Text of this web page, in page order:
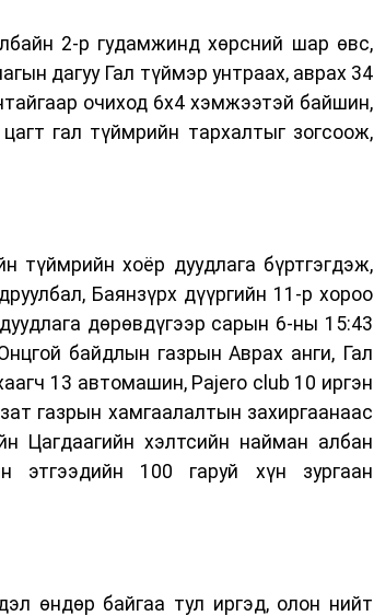
2-р гудамжинд хөрсний шар өвс,
дагуу Гал түймэр унтраах, аврах 34
очиход 6х4 хэмжээтэй байшин,
гал түймрийн тархалтыг зогсоож,
түймрийн хоёр дуудлага бүртгэгдэж,
Баянзүрх дүүргийн 11-р хороо
дөрөвдүгээр сарын 6-ны 15:43
байдлын газрын Аврах анги, Гал
13 автомашин, Pajero club 10 иргэн
газрын хамгаалалтын захиргаанаас
Цагдаагийн хэлтсийн найман албан
этгээдийн 100 гаруй хүн зургаан
өндөр байгаа тул иргэд, олон нийт